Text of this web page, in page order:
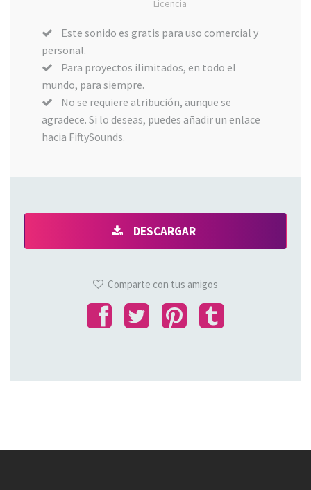
Licencia
Este sonido es gratis para uso comercial y
personal.
Para proyectos ilimitados, en todo el
mundo, para siempre.
No se requiere atribución, aunque se
agradece. Si lo deseas, puedes añadir un enlace
hacia FiftySounds.
DESCARGAR
Comparte con tus amigos